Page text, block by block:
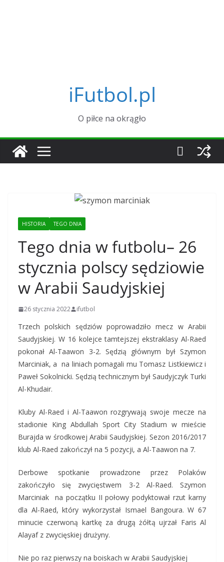
iFutbol.pl
O piłce na okrągło
HISTORIA TEGO DNIA
Tego dnia w futbolu– 26
stycznia polscy sędziowie
w Arabii Saudyjskiej
26 stycznia 2022 ifutbol
Trzech polskich sędziów poprowadziło mecz w Arabii
Saudyjskiej. W 16 kolejce tamtejszej ekstraklasy Al-Raed
pokonał Al-Taawon 3-2. Sędzią głównym był Szymon
Marciniak, a na liniach pomagali mu Tomasz Listkiewicz i
Paweł Sokolnicki. Sędzią technicznym był Saudyjczyk Turki
Al-Khudair.
Kluby Al-Raed i Al-Taawon rozgrywają swoje mecze na
stadionie King Abdullah Sport City Stadium w mieście
Burajda w środkowej Arabii Saudyjskiej. Sezon 2016/2017
klub Al-Raed zakończył na 5 pozycji, a Al-Taawon na 7.
Derbowe spotkanie prowadzone przez Polaków
zakończyło się zwycięstwem 3-2 Al-Raed. Szymon
Marciniak na początku II połowy podyktował rzut karny
dla Al-Raed, który wykorzystał Ismael Bangoura. W 67
minucie czerwoną kartkę za drugą żółtą ujrzał Faris Al
Alayaf z zwycięskiej drużyny.
Nie po raz pierwszy na boiskach w Arabii Saudyjskiej